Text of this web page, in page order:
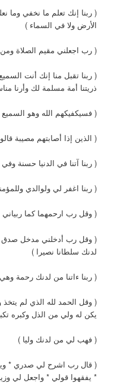
( ربنا إنك تعلم ما نخفي
الأرض ولا في السماء )
( رب اجعلني مقيم الصلاة ومن
( ربنا تقبل منا إنك أنت
ذريتنا أمة مسلمة لك وأرنا
( فسيكفيكهم الله وهو السميع
( الذين إذا أصابتهم مصيبة
( ربنا آتنا في الدنيا حسنة
( ربنا اغفر لي ولوالدي
( وقل رب ارحمهما كما ربياني
( وقل رب أدخلني مدخل
لدنك سلطانا نصيرا )
( ربنا ءاتنا من لدنك رحمة
( وقل الحمد لله الذي لم
يكن له ولي من الذل وكبره
( فهب لي من لدنك وليا )
( قال رب اشرح لي صدري *
* يفقهوا قولي * واجعل لي